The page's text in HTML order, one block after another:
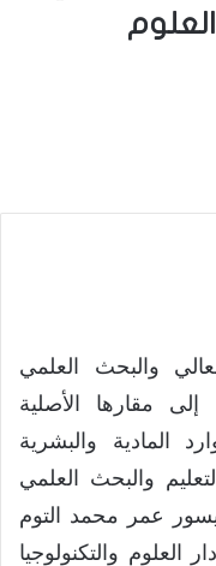
والبحث العلمي
مقارها الأصلية
المادية والبشرية
والبحث العلمي
عمر محمد التوم
والتكنولوجيا